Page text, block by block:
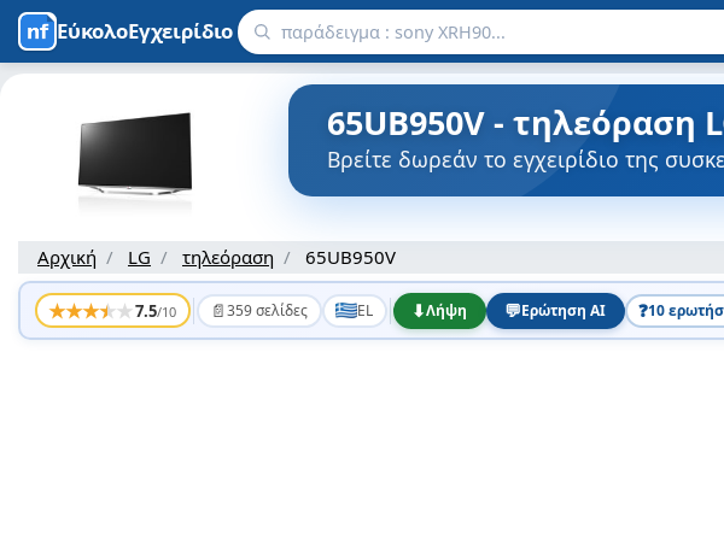
ΕύκολοΕγχειρίδιο
65UB950V - τηλεόραση
Βρείτε δωρεάν το εγχειρίδιο της
Αρχική LG τηλεόραση 65UB950V
★★★★★7.5/10 📄359 σελίδες EL ⬇Λήψη 💬Ερώτηση AI ❓10